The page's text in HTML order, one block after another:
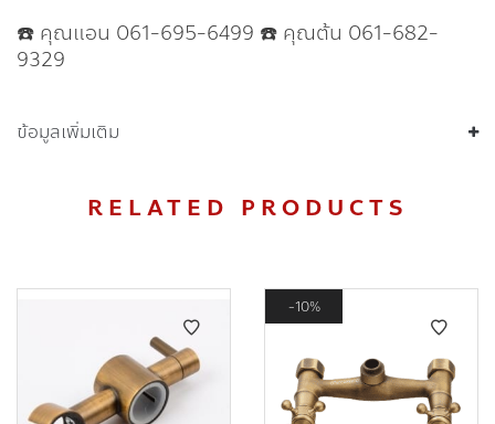
☎️ คุณแอน 061-695-6499 ☎️ คุณต้น 061-682-
9329
ข้อมูลเพิ่มเติม
RELATED PRODUCTS
10%